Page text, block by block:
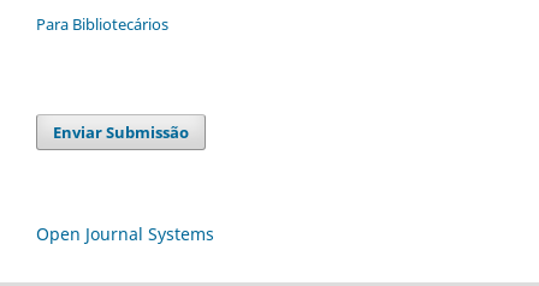
Para Bibliotecários
Enviar Submissão
Open Journal Systems